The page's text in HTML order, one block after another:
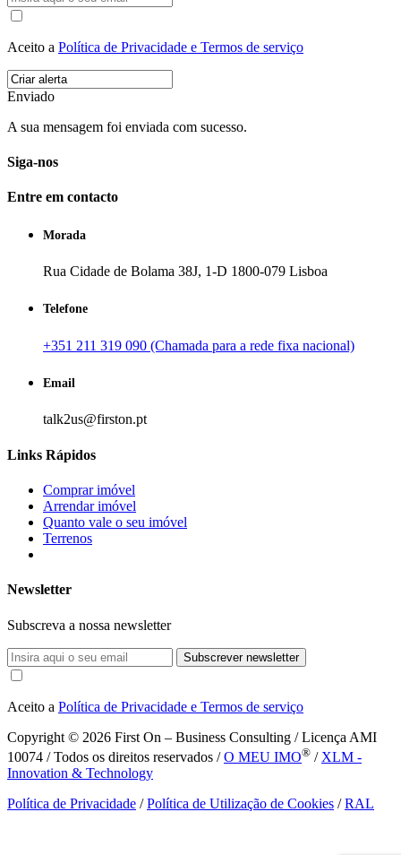
Aceito a Política de Privacidade e Termos de serviço
Enviado
A sua mensagem foi enviada com sucesso.
Siga-nos
Entre em contacto
Morada
Rua Cidade de Bolama 38J, 1-D 1800-079 Lisboa
Telefone
+351 211 319 090 (Chamada para a rede fixa nacional)
Email
talk2us@firston.pt
Links Rápidos
Comprar imóvel
Arrendar imóvel
Quanto vale o seu imóvel
Terrenos
Newsletter
Subscreva a nossa newsletter
Subscrever newsletter
Aceito a Política de Privacidade e Termos de serviço
Copyright © 2026 First On – Business Consulting / Licença AMI
10074 / Todos os direitos reservados /O MEU IMO® / XLM -
Innovation & Technology
Política de Privacidade /Política de Utilização de Cookies /RAL